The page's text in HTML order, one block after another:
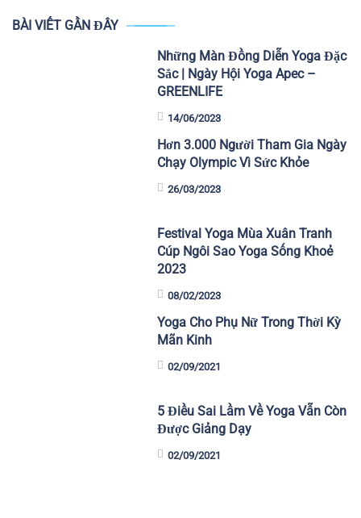
BÀI VIẾT GẦN ĐÂY
Những Màn Đồng Diễn Yoga Đặc
Sắc | Ngày Hội Yoga Apec –
GREENLIFE
14/06/2023
Hơn 3.000 Người Tham Gia Ngày
Chạy Olympic Vì Sức Khỏe
26/03/2023
Festival Yoga Mùa Xuân Tranh
Cúp Ngôi Sao Yoga Sống Khoẻ
2023
08/02/2023
Yoga Cho Phụ Nữ Trong Thời Kỳ
Mãn Kinh
02/09/2021
5 Điều Sai Lầm Về Yoga Vẫn Còn
Được Giảng Dạy
02/09/2021